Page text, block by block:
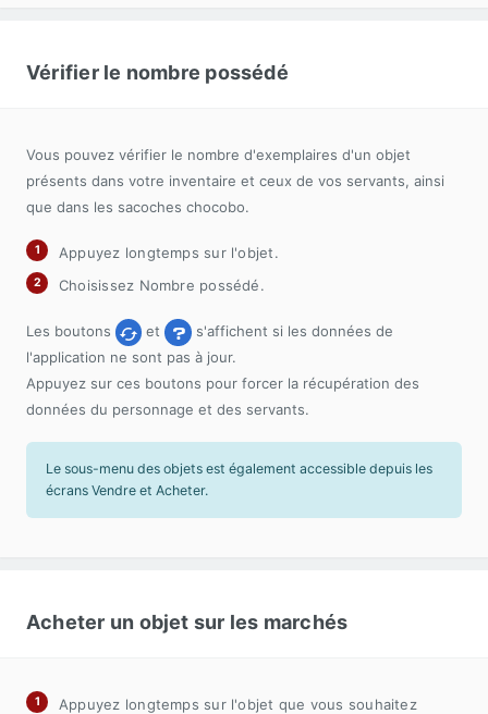
Vérifier le nombre possédé
Vous pouvez vérifier le nombre d'exemplaires d'un objet
présents dans votre inventaire et ceux de vos servants, ainsi
que dans les sacoches chocobo.
Appuyez longtemps sur l'objet.
Choisissez Nombre possédé.
Les boutons et
s'affichent si les données de
l'application ne sont pas à jour.
Appuyez sur ces boutons pour forcer la récupération des
données du personnage et des servants.
Le sous-menu des objets est également accessible depuis les
écrans Vendre et Acheter.
Acheter un objet sur les marchés
Appuyez longtemps sur l'objet que vous souhaitez